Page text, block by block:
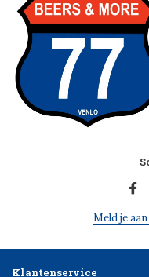
Meld je
Klantenservice